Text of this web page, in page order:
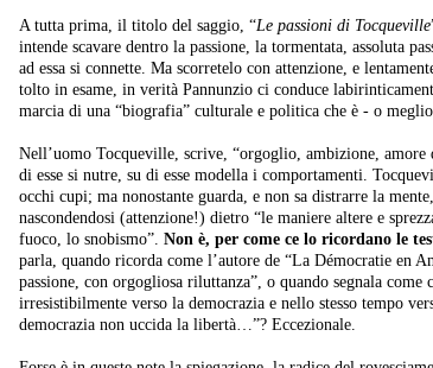
A tutta prima, il titolo del saggio, “Le passioni di Tocqueville
intende scavare dentro la passione, la tormentata, assoluta
ad essa si connette. Ma scorretelo con attenzione, e
tolto in esame, in verità Pannunzio ci conduce
marcia di una “biografia” culturale e politica che è - o meglio
Nell’uomo Tocqueville, scrive, “orgoglio, ambizione,
di esse si nutre, su di esse modella i comportamenti.
occhi cupi; ma nonostante guarda, e non sa distrarre la
nascondendosi (attenzione!) dietro “le maniere altere e
fuoco, lo snobismo”. Non è, per come ce lo ricordano le
parla, quando ricorda come l’autore de “La Démocratie en
passione, con orgogliosa riluttanza”, o quando segnala
irresistibilmente verso la democrazia e nello stesso tempo
democrazia non uccida la libertà…”? Eccezionale.